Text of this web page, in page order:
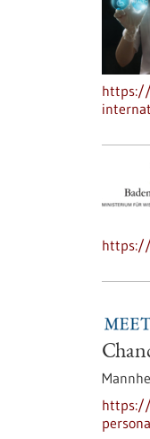
https://
https://
https://